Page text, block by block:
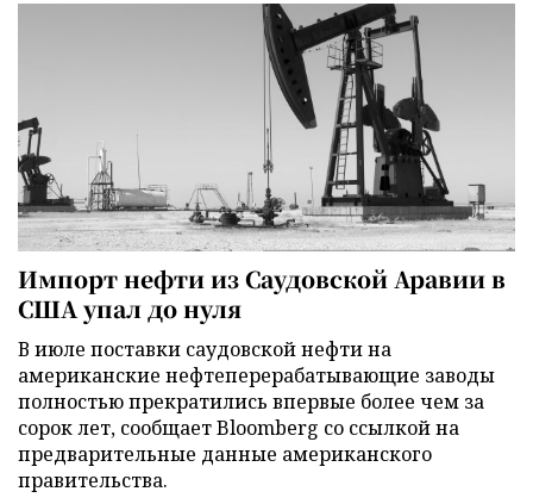
Импорт нефти из Саудовской Аравии в
США упал до нуля
В июле поставки саудовской нефти на
американские нефтеперерабатывающие заводы
полностью прекратились впервые более чем за
сорок лет, сообщает Bloomberg со ссылкой на
предварительные данные американского
правительства.